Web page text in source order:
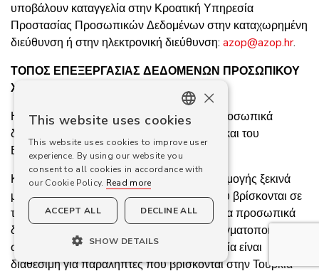
υποβάλουν καταγγελία στην Κροατική Υπηρεσία
Προστασίας Προσωπικών Δεδομένων στην καταχωρημένη
διεύθυνση ή στην ηλεκτρονική διεύθυνση: azop@azop.hr.
ΤΟΠΟΣ ΕΠΕΞΕΡΓΑΣΙΑΣ ΔΕΔΟΜΕΝΩΝ ΠΡΟΣΩΠΙΚΟΥ
ΧΑΡΑΚΤΗΡΑ
Η Aircash επεξεργάζεται και αποθηκεύει προσωπικά
δεδομένα εντός της Ευρωπαϊκής Ένωσης και του
Ευρωπαϊκού Οικονομικού Χώρου.
Κατ’ εξαίρεση, όταν ένας χρήστης της Εφαρμογής ξεκινά
μεταφορά χρημάτων προς παραλήπτες που βρίσκονται σε
τρίτες χώρες, η Aircash θα μεταφέρει μόνο τα προσωπικά
δεδομένα που είναι απαραίτητα για να πραγματοποιηθεί η
συναλλαγή. Προς το παρόν, αυτή η υπηρεσία είναι
διαθέσιμη για παραλήπτες που βρίσκονται στην Τουρκία
ENGLISH
CROATIAN
GERMAN
SLOVENIAN
ROMANIAN
SLOVAK
×
This website uses cookies
This website uses cookies to improve user
experience. By using our website you
consent to all cookies in accordance with
our Cookie Policy. Read more
ACCEPT ALL DECLINE ALL
SHOW DETAILS